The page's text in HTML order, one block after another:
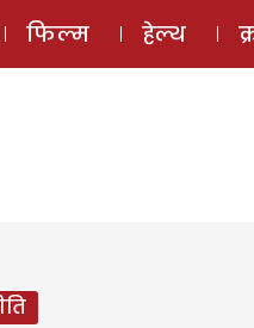
ई-मैगज़ीन
फिल्म हेल्थ